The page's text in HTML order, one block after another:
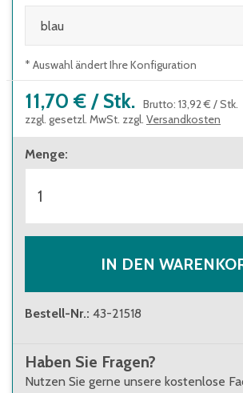
* Auswahl ändert Ihre Konfiguration
11,70 € / Stk. Brutto: 13,92 € /Stk.
zzgl. gesetzl. MwSt. zzgl. Versandkosten
Menge:
IN DEN
Bestell-Nr.: 43-21518
Haben Sie Fragen?
Nutzen Sie gerne unsere kostenlose